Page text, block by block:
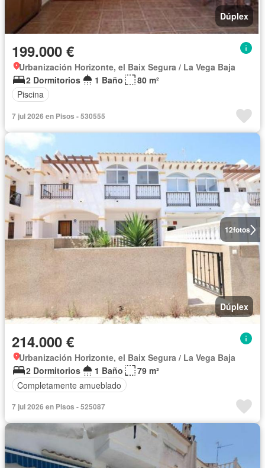
Dúplex
199.000 €
Urbanización Horizonte, el Baix Segura / La Vega Baja
2 Dormitorios
1 Baño
80 m²
Piscina
7 jul 2026 en Pisos - 530555
12fotos
Dúplex
214.000 €
Urbanización Horizonte, el Baix Segura / La Vega Baja
2 Dormitorios
1 Baño
79 m²
Completamente amueblado
7 jul 2026 en Pisos - 525087